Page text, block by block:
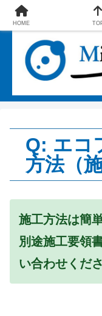
エコファ
Q: エコ
方法（
施工方法は簡
別途施工要領
い合わせくださ
HOME